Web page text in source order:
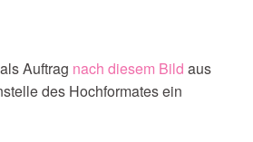
Auftrag nach diesem Bild aus
des Hochformates ein